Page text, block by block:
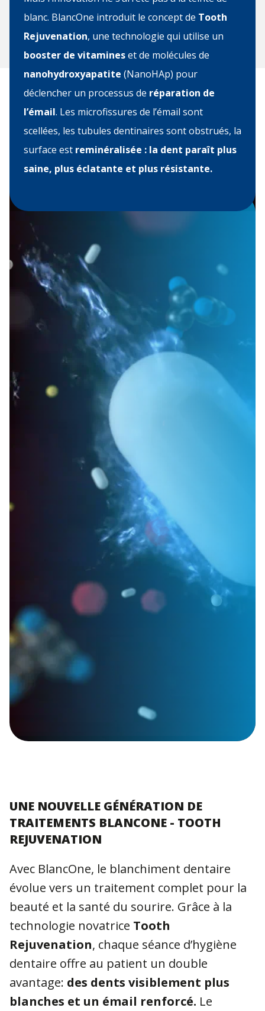
blanc. BlancOne introduit le concept de Tooth
Rejuvenation, une technologie qui utilise un
booster de vitamineset de molécules de
nanohydroxyapatite (NanoHAp) pour
déclencher un processus de réparation de
l’émail. Les microfissures de l’émail sont
scellées, les tubules dentinaires sont obstrués, la
surface est reminéralisée : la dent paraît plus
saine, plus éclatante et plus résistante.
UNE NOUVELLE GÉNÉRATION DE
TRAITEMENTS BLANCONE - TOOTH
REJUVENATION
Avec BlancOne, le blanchiment dentaire
évolue vers un traitement complet pour la
beauté et la santé du sourire. Grâce à la
technologie novatrice Tooth
Rejuvenation, chaque séance d’hygiène
dentaire offre au patient un double
avantage: des dents visiblement plus
blanches et un émail renforcé. Le